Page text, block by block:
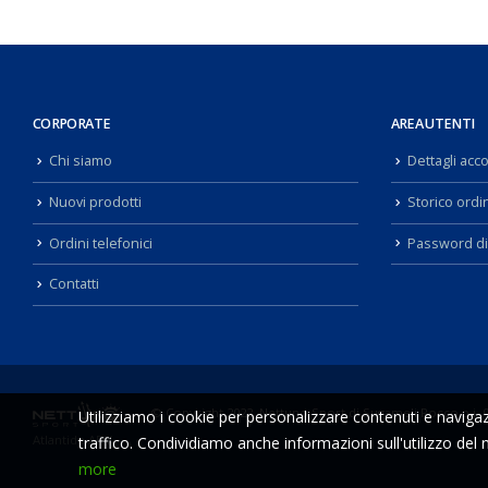
CORPORATE
Chi siamo
Nuovi prodotti
Ordini telefonici
Contatti
AREA UTENTI
Dettagli
Storico
Password
© Copyright 2022. Nettuno Sport di Sugameli Rocco p.i.
Atlantide ADV
Utilizziamo i cookie per personalizzare contenuti e
traffico. Condividiamo anche informazioni sull'utilizzo
more